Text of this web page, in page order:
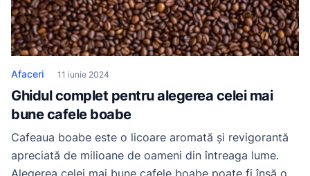
Afaceri 11 iunie 2024
Ghidul complet pentru alegerea celei mai
bune cafele boabe
Cafeaua boabe este o licoare aromată și revigorantă
apreciată de milioane de oameni din întreaga lume.